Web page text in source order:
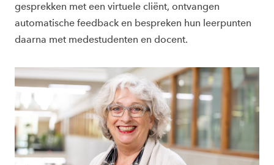
gesprekken met een virtuele cliënt, ontvangen
automatische feedback en bespreken hun leerpunten
daarna met medestudenten en docent.